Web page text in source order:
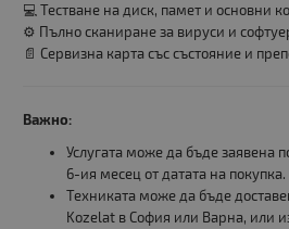
💻 Тестване на диск, памет и основни
⚙️ Пълно сканиране за вируси и
📄 Сервизна карта със състояние и
Важно:
Услугата може да бъде заявена
6-ия месец от датата на покупка.
Техниката може да бъде
Kozelat в София или Варна, или